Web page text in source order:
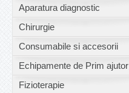
Aparatura diagnostic
Chirurgie
Consumabile si accesorii
Echipamente de Prim ajutor
Fizioterapie